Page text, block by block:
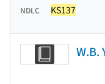
NDLC KS137
W.B.